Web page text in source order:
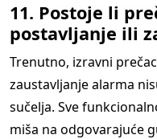
11. Postoje li
postavljanje ili
Trenutno, izravni
zaustavljanje alarma
sučelja. Sve
miša na odgovarajuće